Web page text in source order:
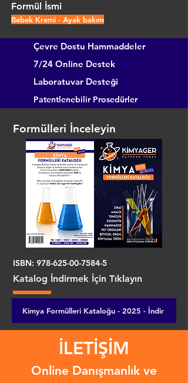
Formül İsmi
Bebek Kremi - Ayak bakım
Çevre Dostu Hammaddeler
7/24 Online Destek
Laboratuvar Desteği
Patentlenebilir Prosedürler
Formülleri İnceleyin
ISBN: 978-625-00-7584-5
Katalog İndirmek İçin Tıklayın
Kimya Formülleri Kataloğu - 2025 - İndir
İLETİŞİM
Online Danışmanlık ve